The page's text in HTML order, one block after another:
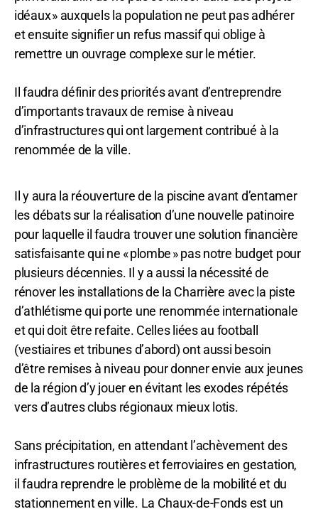
idéaux » auxquels la population ne peut pas adhérer
et ensuite signifier un refus massif qui oblige à
remettre un ouvrage complexe sur le métier.
Il faudra définir des priorités avant d’entreprendre
d’importants travaux de remise à niveau
d’infrastructures qui ont largement contribué à la
renommée de la ville.
Il y aura la réouverture de la piscine avant d’entamer
les débats sur la réalisation d’une nouvelle patinoire
pour laquelle il faudra trouver une solution financière
satisfaisante qui ne « plombe » pas notre budget pour
plusieurs décennies. Il y a aussi la nécessité de
rénover les installations de la Charrière avec la piste
d’athlétisme qui porte une renommée internationale
et qui doit être refaite. Celles liées au football
(vestiaires et tribunes d’abord) ont aussi besoin
d’être remises à niveau pour donner envie aux jeunes
de la région d’y jouer en évitant les exodes répétés
vers d’autres clubs régionaux mieux lotis.
Sans précipitation, en attendant l’achèvement des
infrastructures routières et ferroviaires en gestation,
il faudra reprendre le problème de la mobilité et du
stationnement en ville. La Chaux-de-Fonds est un